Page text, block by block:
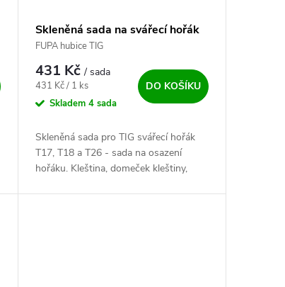
Skleněná sada na svářecí hořák
T17, T18, T26 - sada o 1,6 mm
FUPA hubice TIG
431 Kč/ sada
Měrná cena:
431 Kč / 1 ks
Skladem 4 sada
DO KOŠÍKU
Skleněná sada pro TIG svářecí hořák
T17, T18 a T26 - sada na osazení
hořáku. Kleština, domeček kleštiny,